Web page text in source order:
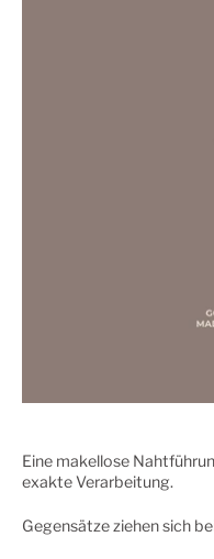
Eine makellose
exakte Verarbeitung.
Gegensätze ziehen sich